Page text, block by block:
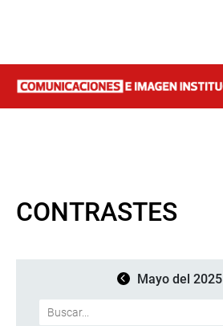
CONTRASTES
Mayo del 2025